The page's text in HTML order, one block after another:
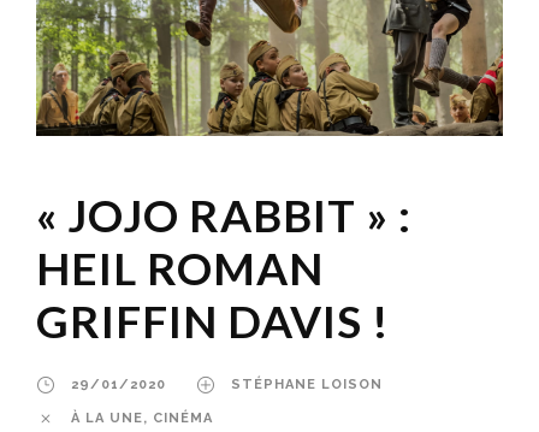
« JOJO RABBIT » :
HEIL ROMAN
GRIFFIN DAVIS !
29/01/2020 STÉPHANE LOISON
À LA UNE, CINÉMA